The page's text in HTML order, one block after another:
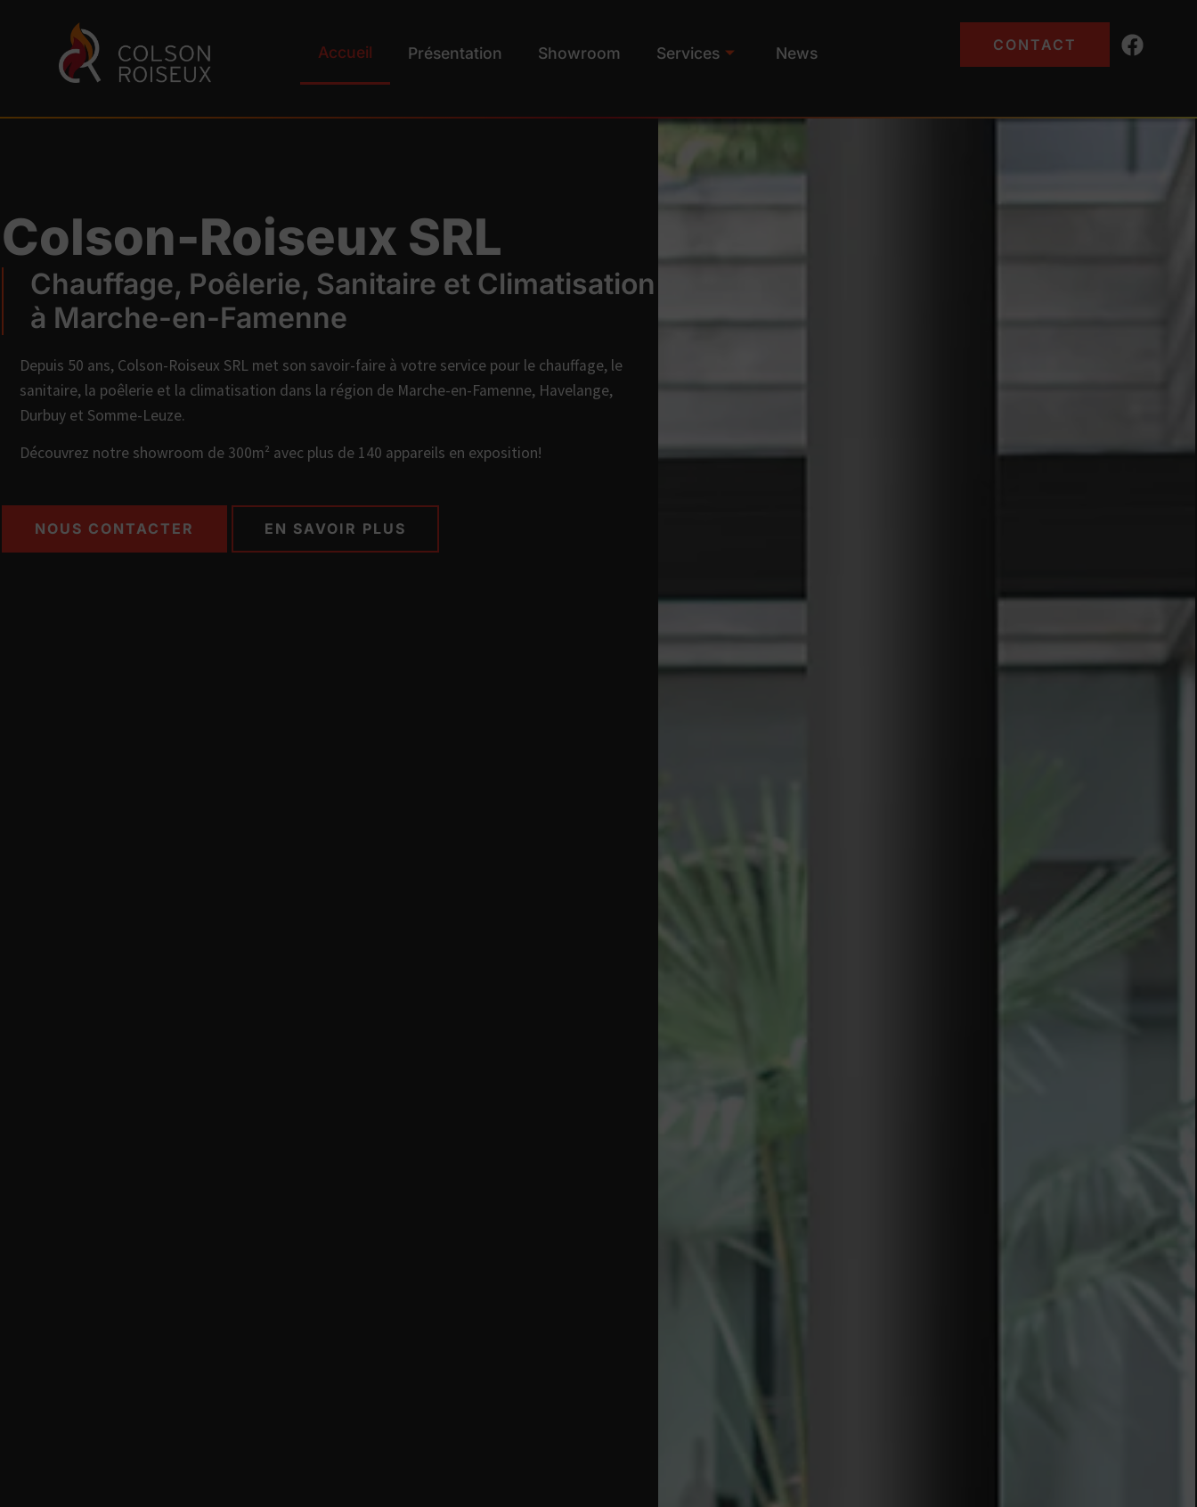
Accueil Présentation Showroom Services News CONTACT
Colson-Roiseux SRL
Chauffage, Poêlerie, Sanitaire et Climatisation
à Marche-en-Famenne
Depuis 50 ans, Colson-Roiseux SRL met son savoir-faire à votre service pour le chauffage, le
sanitaire, la poêlerie et la climatisation dans la région de Marche-en-Famenne, Havelange,
Durbuy et Somme-Leuze.
Découvrez notre showroom de 300m² avec plus de 140 appareils en exposition!
NOUS CONTACTER EN SAVOIR PLUS